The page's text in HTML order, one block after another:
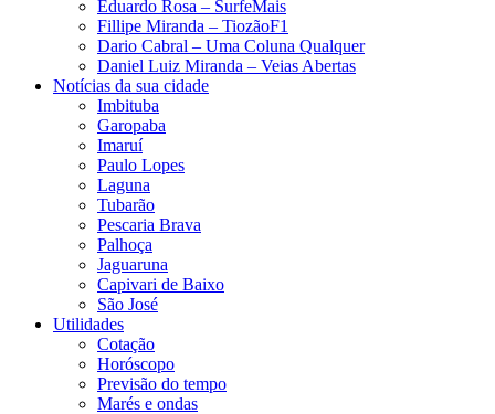
Eduardo Rosa​ – SurfeMais
Fillipe Miranda – TiozãoF1
Dario Cabral – Uma Coluna Qualquer
Daniel Luiz Miranda – Veias Abertas
Notícias da sua cidade
Imbituba
Garopaba
Imaruí
Paulo Lopes
Laguna
Tubarão
Pescaria Brava
Palhoça
Jaguaruna
Capivari de Baixo
São José
Utilidades
Cotação
Horóscopo
Previsão do tempo
Marés e ondas